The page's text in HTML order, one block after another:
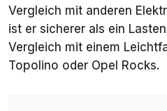
Vergleich mit anderen
ist er sicherer als ein
Vergleich mit einem
Topolino oder Opel Rocks.